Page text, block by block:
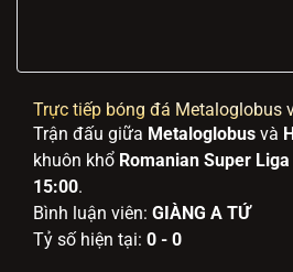
Trực tiếp bóng đá Metaloglobus
Trận đấu giữa Metaloglobus và
khuôn khổ Romanian Super Liga
15:00.
Bình luận viên: GIÀNG A TỨ
Tỷ số hiện tại: 0 - 0